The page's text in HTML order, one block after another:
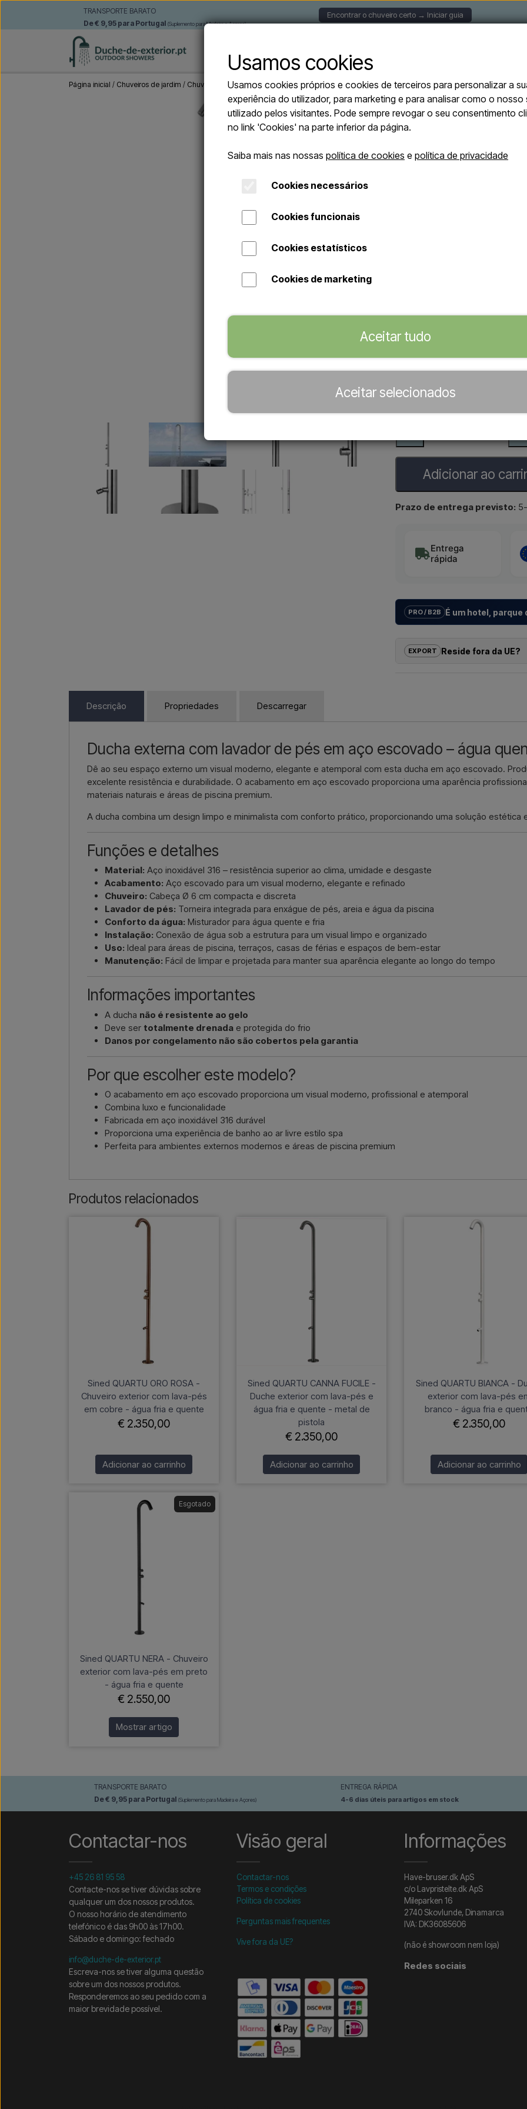
TRANSPORTE BARATO
De € 9,95 para Portugal (Suplemento para Madeira e Açores)
Encontrar o chuveiro certo → Iniciar guia
Página inicial Chuveiros de jardim Chuveiros exteriores autónomos Sined QUARTU INOX - Chuveiro exterior com lava-pés em aço
Sined
exterior com
escovado -
Chuveiro de exterior elegante
Chuveiro de exterior Sined
Chuveiro com cabeça de
Preparado para o
inferior do pé/base.
Revendedor oficial de
Adicionar ao
Prazo de entrega previsto:
Entrega
rápida
PRO / B2B É um hotel,
imobiliários com
do modelo até à instalação
EXPORT Reside fora da UE?
Contactar
Descrição Propriedades Descarregar
Ducha externa com lavador de pés em aço escovado – água
Dê ao seu espaço externo um visual moderno, elegante e atemporal com esta ducha em aço escovado.
excelente resistência e durabilidade. O acabamento em aço escovado proporciona uma aparência
materiais naturais e áreas de piscina premium.
A ducha combina um design limpo e minimalista com conforto prático, proporcionando uma solução estética
Funções e detalhes
Material: Aço inoxidável 316 – resistência superior ao clima, umidade e desgaste
Acabamento: Aço escovado para um visual moderno, elegante e refinado
Chuveiro: Cabeça Ø 6 cm compacta e discreta
Lavador de pés: Torneira integrada para enxágue de pés, areia e água da piscina
Conforto da água: Misturador para água quente e fria
Instalação: Conexão de água sob a estrutura para um visual limpo e organizado
Uso: Ideal para áreas de piscina, terraços, casas de férias e espaços de bem-estar
Manutenção: Fácil de limpar e projetada para manter sua aparência elegante ao longo do tempo
Informações importantes
A ducha não é resistente ao gelo
Deve ser totalmente drenada e protegida do frio
Danos por congelamento não são cobertos pela garantia
Por que escolher este modelo?
O acabamento em aço escovado proporciona um visual moderno, profissional e atemporal
Combina luxo e funcionalidade
Fabricada em aço inoxidável 316 durável
Proporciona uma experiência de banho ao ar livre estilo spa
Perfeita para ambientes externos modernos e áreas de piscina premium
Produtos relacionados
Sined QUARTU ORO ROSA -
Chuveiro exterior com lava-pés
em cobre - água fria e quente
€ 2.350,00
Adicionar ao carrinho
Sined QUARTU CANNA FUCILE -
Duche exterior com lava-pés e
água fria e quente - metal de
pistola
€ 2.350,00
Adicionar ao carrinho
Sined QUARTU BIANCA -
exterior com lava-pés
branco - água fria e
€ 2.350,00
Adicionar ao carrinho
Esgotado
Sined QUARTU NERA - Chuveiro
exterior com lava-pés em preto
- água fria e quente
€ 2.550,00
Mostrar artigo
TRANSPORTE BARATO
De € 9,95 para Portugal (Suplemento para Madeira e Açores)
ENTREGA RÁPIDA
4-6 dias úteis para artigos em stock
Contactar-nos
+45 26 81 95 58
Contacte-nos se tiver dúvidas sobre
qualquer um dos nossos produtos.
O nosso horário de atendimento
telefónico é das 9h00 às 17h00.
Sábado e domingo: fechado
info@duche-de-exterior.pt
Escreva-nos se tiver alguma questão
sobre um dos nossos produtos.
Responderemos ao seu pedido com a
maior brevidade possível.
Visão geral
Contactar-nos
Termos e condições
Política de cookies
Perguntas mais frequentes
Vive fora da UE?
Informações
Have-bruser.dk ApS
c/o Lavpristelte.dk ApS
Mileparken 16
2740 Skovlunde, Dinamarca
IVA: DK36085606
(não é showroom nem loja)
Redes sociais
Usamos cookies
Usamos cookies próprios e cookies de terceiros para personalizar a
experiência do utilizador, para marketing e para analisar como o nosso
utilizado pelos visitantes. Pode sempre revogar o seu consentimento
no link 'Cookies' na parte inferior da página.
Saiba mais nas nossas política de cookies e política de privacidade
Cookies necessários
Cookies funcionais
Cookies estatísticos
Cookies de marketing
Aceitar tudo
Aceitar selecionados